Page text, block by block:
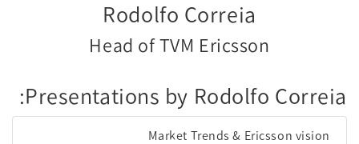
Rodolfo Correia
Head of TVM Ericsson
Presentations by Rodolfo Correia:
Market Trends & Ericsson vision